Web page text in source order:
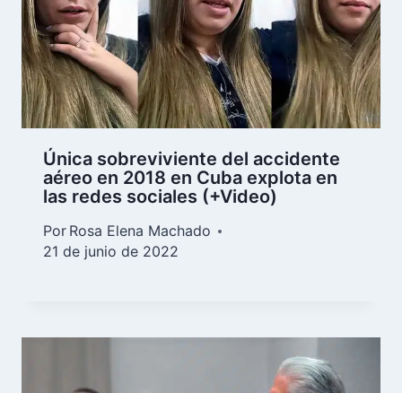
Única sobreviviente del accidente
aéreo en 2018 en Cuba explota en
las redes sociales (+Video)
Por Rosa Elena Machado
21 de junio de 2022